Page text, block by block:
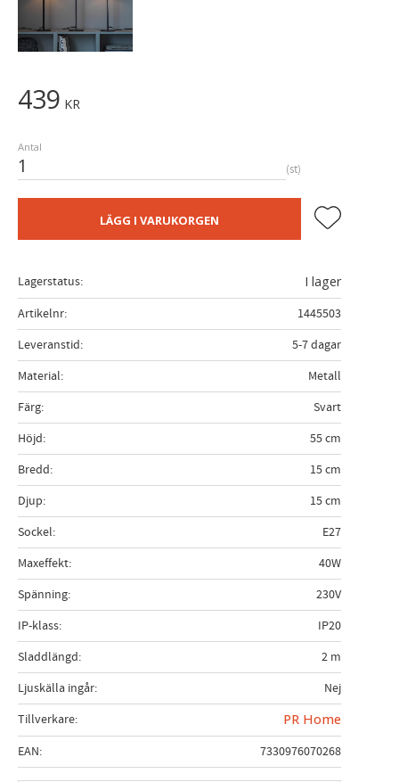
439 KR
Antal
st
LÄGG I VARUKORGEN Lägg till i
Lagerstatus
I lager
Artikelnr
1445503
Leveranstid
5-7 dagar
Material
Metall
Färg
Svart
Höjd
55 cm
Bredd
15 cm
Djup
15 cm
Sockel
E27
Maxeffekt
40W
Spänning
230V
IP-klass
IP20
Sladdlängd
2 m
Ljuskälla ingår
Nej
Tillverkare
PR Home
EAN
7330976070268